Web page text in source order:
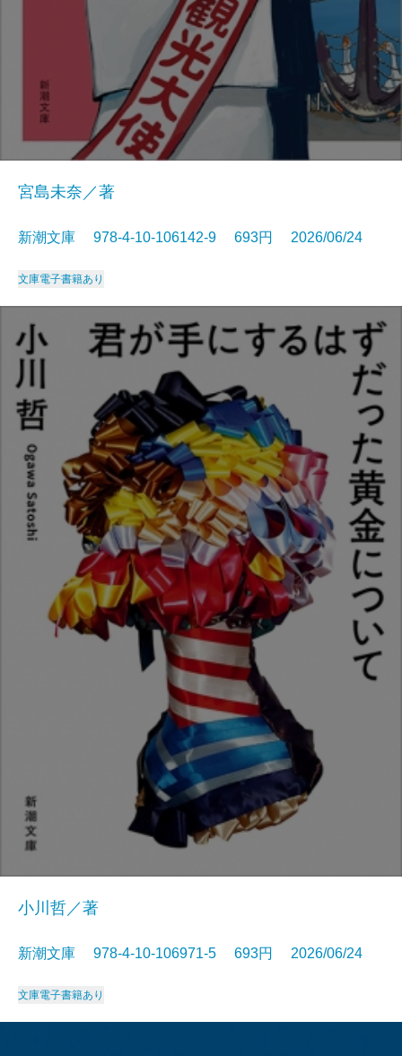
宮島未奈／著
新潮文庫 978-4-10-106142-9 693円 2026/06/24
文庫電子書籍あり
小川哲／著
新潮文庫 978-4-10-106971-5 693円 2026/06/24
文庫電子書籍あり